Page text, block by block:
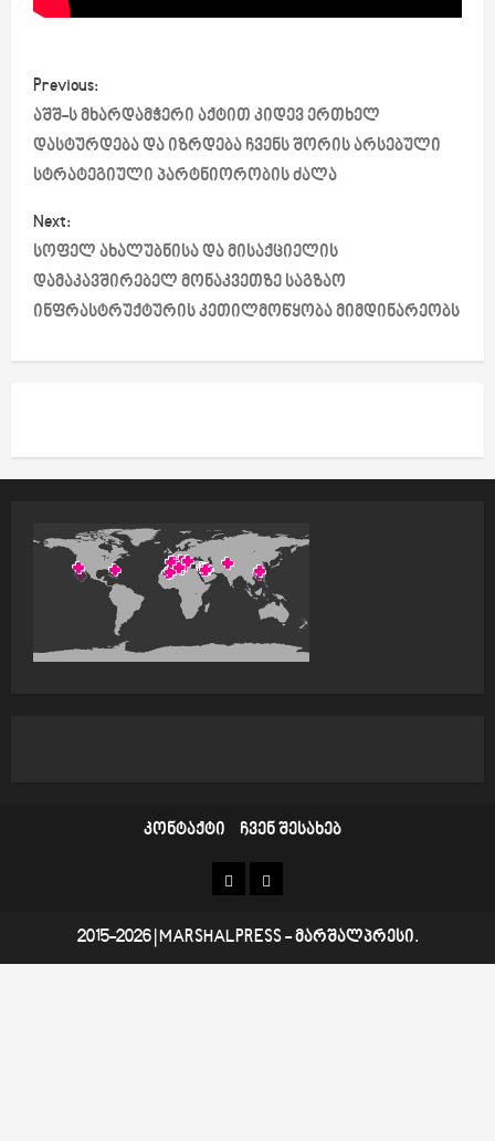
P
o
s
t
n
a
v
g
t
Previous:
აშშ-ს მხარდამჭერი აქტით კიდევ ერთხელ
დასტურდება და იზრდება ჩვენს შორის არსებული
სტრატეგიული პარტნიორობის ძალა
Next:
სოფელ ახალუბნისა და მისაქციელის
დამაკავშირებელ მონაკვეთზე საგზაო
ინფრასტრუქტურის კეთილმოწყობა მიმდინარეობს
კონტაქტი ჩვენ შესახებ
კონტაქტი
ჩვენ
2015-2026 MARSHALPRESS- მარშალპრესი.